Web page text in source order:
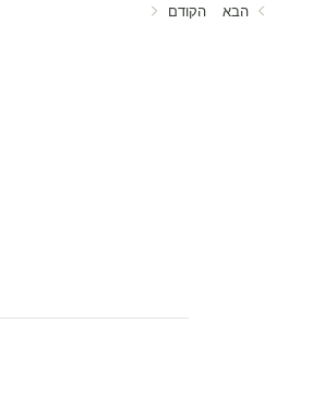
הקודם הבא